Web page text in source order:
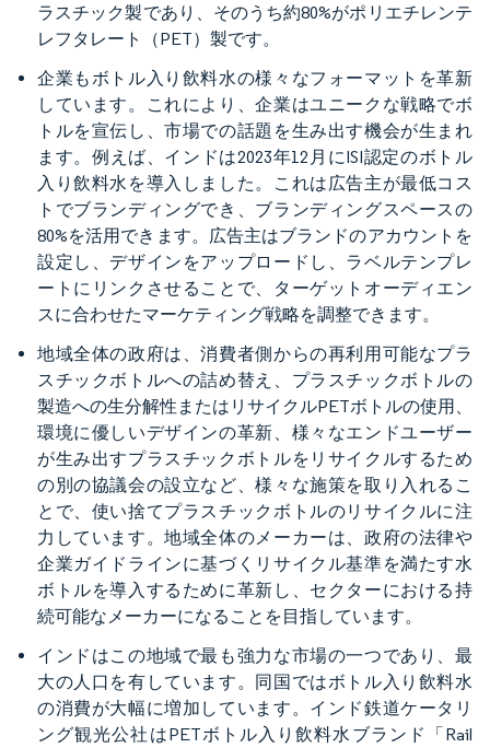
ラスチック製であり、そのうち約80%がポリエチレンテ
レフタレート（PET）製です。
企業もボトル入り飲料水の様々なフォーマットを革新
しています。これにより、企業はユニークな戦略でボ
トルを宣伝し、市場での話題を生み出す機会が生まれ
ます。例えば、インドは2023年12月にISI認定のボトル
入り飲料水を導入しました。これは広告主が最低コス
トでブランディングでき、ブランディングスペースの
80%を活用できます。広告主はブランドのアカウントを
設定し、デザインをアップロードし、ラベルテンプレ
ートにリンクさせることで、ターゲットオーディエン
スに合わせたマーケティング戦略を調整できます。
地域全体の政府は、消費者側からの再利用可能なプラ
スチックボトルへの詰め替え、プラスチックボトルの
製造への生分解性またはリサイクルPETボトルの使用、
環境に優しいデザインの革新、様々なエンドユーザー
が生み出すプラスチックボトルをリサイクルするため
の別の協議会の設立など、様々な施策を取り入れるこ
とで、使い捨てプラスチックボトルのリサイクルに注
力しています。地域全体のメーカーは、政府の法律や
企業ガイドラインに基づくリサイクル基準を満たす水
ボトルを導入するために革新し、セクターにおける持
続可能なメーカーになることを目指しています。
インドはこの地域で最も強力な市場の一つであり、最
大の人口を有しています。同国ではボトル入り飲料水
の消費が大幅に増加しています。インド鉄道ケータリ
ング観光公社はPETボトル入り飲料水ブランド「Rail